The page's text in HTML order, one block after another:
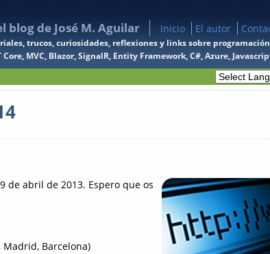
blog de José M. Aguilar Inicio El autor
trucos, curiosidades, reflexiones y links sobre
Core, MVC, Blazor, SignalR, Entity Framework, C#, Azure,
de abril de 2013. Espero que os
Madrid, Barcelona)